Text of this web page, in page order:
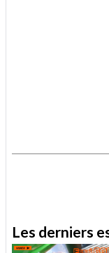
Les derniers